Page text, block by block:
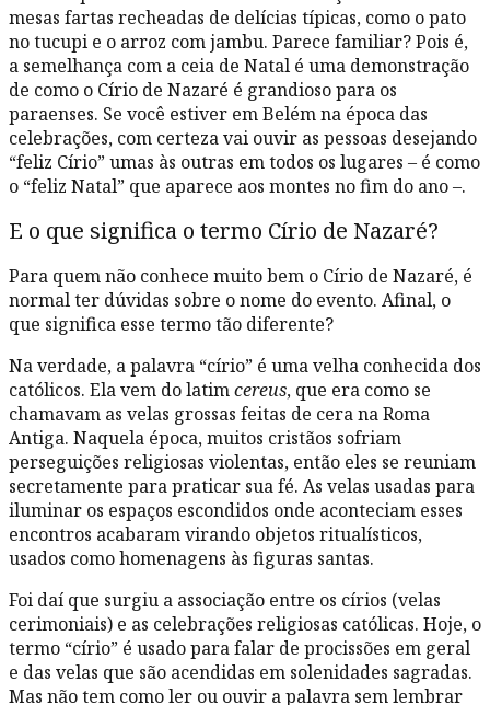
mesas fartas recheadas de delícias típicas, como o pato
no tucupi e o arroz com jambu. Parece familiar? Pois é,
a semelhança com a ceia de Natal é uma demonstração
de como o Círio de Nazaré é grandioso para os
paraenses. Se você estiver em Belém na época das
celebrações, com certeza vai ouvir as pessoas desejando
“feliz Círio” umas às outras em todos os lugares – é como
o “feliz Natal” que aparece aos montes no fim do ano –.
E o que significa o termo Círio de Nazaré?
Para quem não conhece muito bem o Círio de Nazaré, é
normal ter dúvidas sobre o nome do evento. Afinal, o
que significa esse termo tão diferente?
Na verdade, a palavra “círio” é uma velha conhecida dos
católicos. Ela vem do latimcereus, que era como se
chamavam as velas grossas feitas de cera na Roma
Antiga. Naquela época, muitos cristãos sofriam
perseguições religiosas violentas, então eles se reuniam
secretamente para praticar sua fé. As velas usadas para
iluminar os espaços escondidos onde aconteciam esses
encontros acabaram virando objetos ritualísticos,
usados como homenagens às figuras santas.
Foi daí que surgiu a associação entre os círios (velas
cerimoniais) e as celebrações religiosas católicas. Hoje, o
termo “círio” é usado para falar de procissões em geral
e das velas que são acendidas em solenidades sagradas.
Mas não tem como ler ou ouvir a palavra sem lembrar